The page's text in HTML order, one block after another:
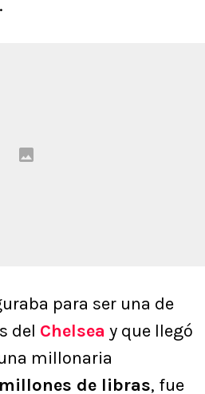
para ser una de
del Chelsea y que llegó
millonaria
de libras, fue